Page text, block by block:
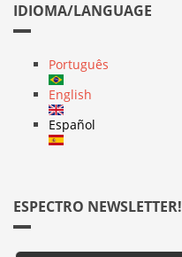
IDIOMA/LANGUAGE
Português
English
Español
ESPECTRO NEWSLETTER!